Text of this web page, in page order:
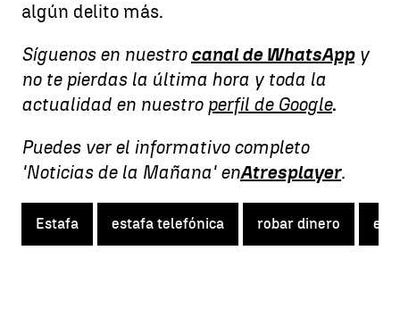
algún delito más.
Síguenos en nuestro canal de WhatsAppy
no te pierdas la última hora y toda la
actualidad en nuestro perfil de Google.
Puedes ver el informativo completo
'Noticias de la Mañana' enAtresplayer.
Estafa estafa telefónica robar dinero